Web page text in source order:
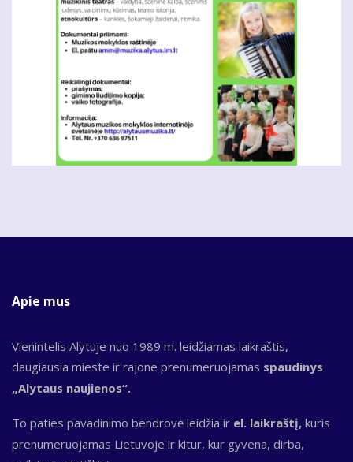
Apie mus
Vienintelis Alytuje nuo 1989 m. leidžiamas laikraštis,
daugiausia mieste ir rajone prenumeruojamas spaudinys
„Alytaus naujienos“.
To paties pavadinimo bendrovė leidžia ir el. laikraštį, kuris
prenumeruojamas Lietuvoje ir kitur, kur gyvena, dirba,